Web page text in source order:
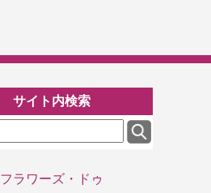
サイト内検索
フラワーズ・ドゥ